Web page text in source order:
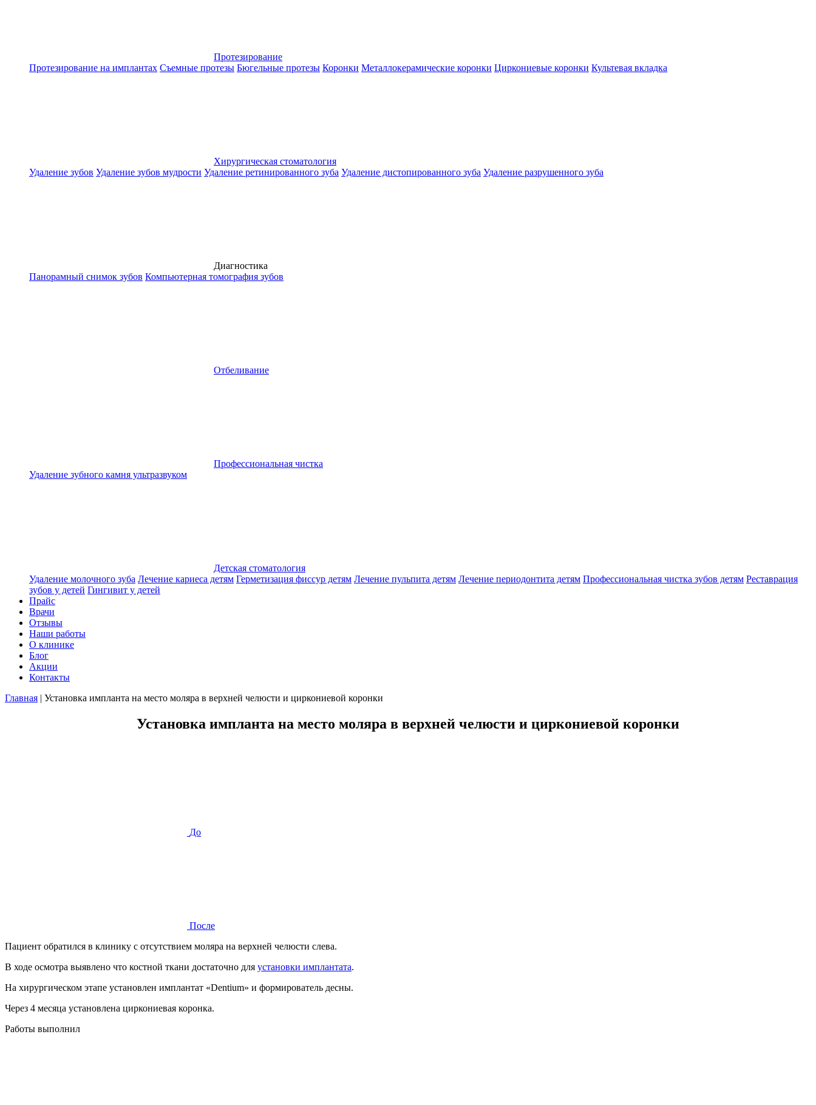
Протезирование
Протезирование на имплантах Съемные протезы Бюгельные протезы Коронки Металлокерамические коронки Циркониевые коронки Культевая вкладка
Хирургическая стоматология
Удаление зубов Удаление зубов мудрости Удаление ретинированного зуба Удаление дистопированного зуба Удаление разрушенного зуба
Диагностика
Панорамный снимок зубов Компьютерная томография зубов
Отбеливание
Профессиональная чистка
Удаление зубного камня ультразвуком
Детская стоматология
Удаление молочного зуба Лечение кариеса детям Герметизация фиссур детям Лечение пульпита детям Лечение периодонтита детям Профессиональная чистка зубов детям Реставрация
зубов у детей Гингивит у детей
Прайс
Врачи
Отзывы
Наши работы
О клинике
Блог
Акции
Контакты
Главная | Установка импланта на место моляра в верхней челюсти и циркониевой коронки
Установка импланта на место моляра в верхней челюсти и циркониевой коронки
До
После
Пациент обратился в клинику с отсутствием моляра на верхней челюсти слева.
В ходе осмотра выявлено что костной ткани достаточно для установки имплантата.
На хирургическом этапе установлен имплантат «Dentium» и формирователь десны.
Через 4 месяца установлена циркониевая коронка.
Работы выполнил